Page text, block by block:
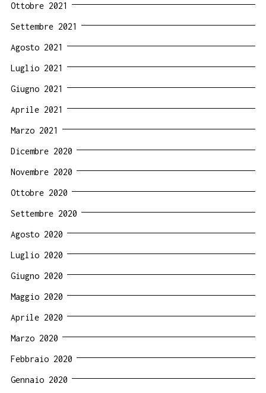
Ottobre 2021
Settembre 2021
Agosto 2021
Luglio 2021
Giugno 2021
Aprile 2021
Marzo 2021
Dicembre 2020
Novembre 2020
Ottobre 2020
Settembre 2020
Agosto 2020
Luglio 2020
Giugno 2020
Maggio 2020
Aprile 2020
Marzo 2020
Febbraio 2020
Gennaio 2020